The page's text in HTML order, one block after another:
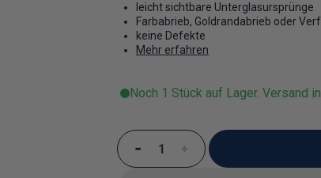
leicht sichtbare Unterglasursprünge
Farbabrieb, Goldrandabrieb oder
keine Defekte
Mehr erfahren
Noch 1 Stück auf Lager. Versand
Verringere die Menge für
Erhöhe die Menge für